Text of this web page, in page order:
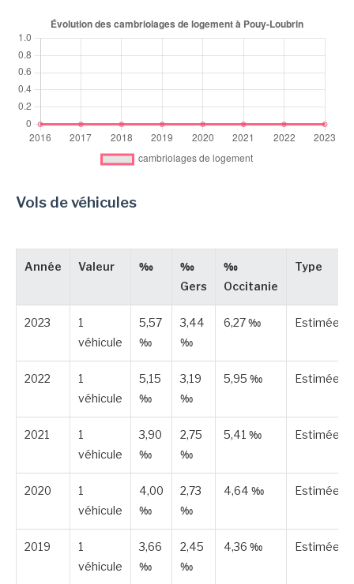
Vols de véhicules
Année Valeur ‰
‰
Gers
‰
Occitanie
Type
2023
1
véhicule
5,57
‰
3,44
‰
6,27 ‰ Estimée
2022
1
véhicule
5,15
‰
3,19
‰
5,95 ‰ Estimée
2021
1
véhicule
3,90
‰
2,75
‰
5,41 ‰ Estimée
2020
1
véhicule
4,00
‰
2,73
‰
4,64 ‰ Estimée
2019
1
véhicule
3,66
‰
2,45
‰
4,36 ‰ Estimée